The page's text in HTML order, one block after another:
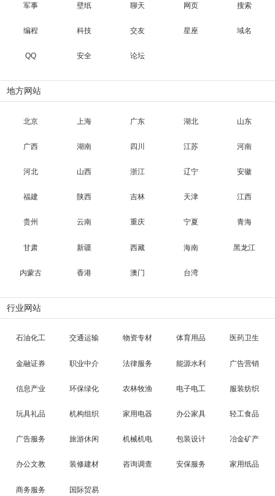
军事 壁纸 聊天 网页 搜索
编程 科技 交友 星座 域名
QQ 安全 论坛
地方网站
北京 上海 广东 湖北 山东
广西 湖南 四川 江苏 河南
河北 山西 浙江 辽宁 安徽
福建 陕西 吉林 天津 江西
贵州 云南 重庆 宁夏 青海
甘肃 新疆 西藏 海南 黑龙江
内蒙古 香港 澳门 台湾
行业网站
石油化工 交通运输 物资专材 体育用品 医药卫生
金融证券 职业中介 法律服务 能源水利 广告营销
信息产业 环保绿化 农林牧渔 电子电工 服装纺织
玩具礼品 机构组织 家用电器 办公家具 轻工食品
广告服务 旅游休闲 机械机电 包装设计 冶金矿产
办公文教 装修建材 咨询调查 安保服务 家用纸品
商务服务 国际贸易